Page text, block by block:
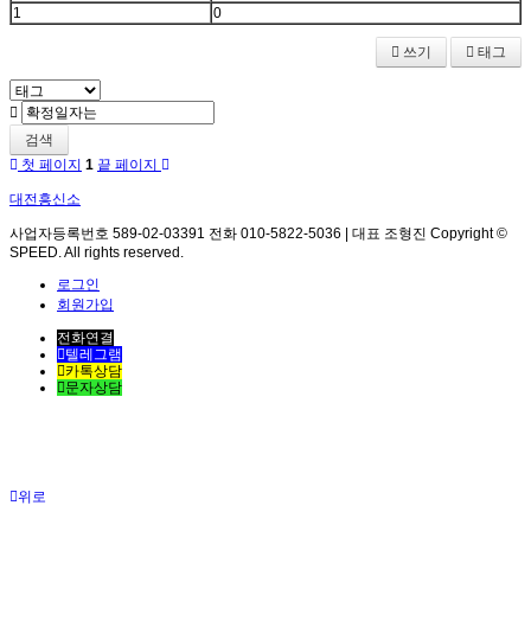
1
0
쓰기 태그
검색
첫 페이지 1 끝 페이지
대전흥신소
사업자등록번호 589-02-03391 전화 010-5822-5036 | 대표 조형진 Copyright ©
SPEED. All rights reserved.
로그인
회원가입
전화연결
텔레그램
카톡상담
문자상담
위로